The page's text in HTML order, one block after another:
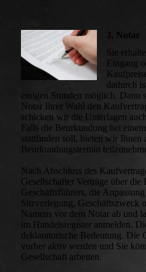
3. Notar
Sie
Eingang
dadurch
einigen Stunden möglich. Dann
Notar Ihrer Wahl den
schicken wir die Unterlagen
Falls die Beurkundung bei
stattfinden soll, bieten wir Ihnen
Beurkundungstermin
Nach Abschluss des
Gesellschafter Verträge über die
Geschäftsführers, die
Sitzverlegung, Geschäftszweck
Namens vor dem Notar ab und
im Handelsregister anmelden.
deklaratorische Bedeutung. Die
vorher aktiv werden und Sie
Gesellschaft arbeiten.